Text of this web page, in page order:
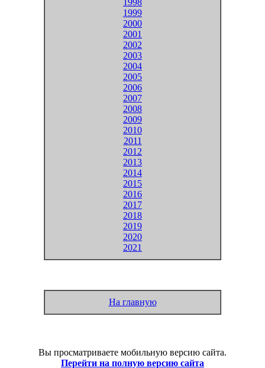
1998
1999
2000
2001
2002
2003
2004
2005
2006
2007
2008
2009
2010
2011
2012
2013
2014
2015
2016
2017
2018
2019
2020
2021
На главную
Вы просматриваете мобильную версию сайта.
Перейти на полную версию сайта